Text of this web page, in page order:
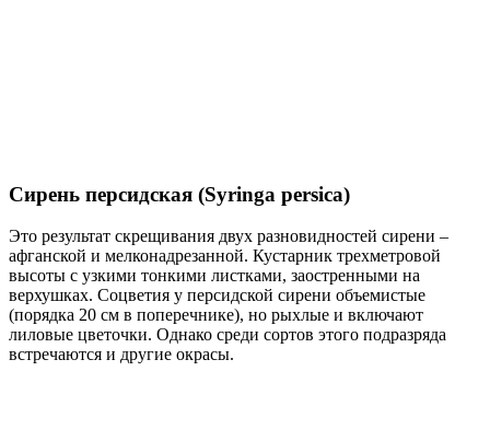
Сирень персидская (Syringa persica)
Это результат скрещивания двух разновидностей сирени –
афганской и мелконадрезанной. Кустарник трехметровой
высоты с узкими тонкими листками, заостренными на
верхушках. Соцветия у персидской сирени объемистые
(порядка 20 см в поперечнике), но рыхлые и включают
лиловые цветочки. Однако среди сортов этого подразряда
встречаются и другие окрасы.